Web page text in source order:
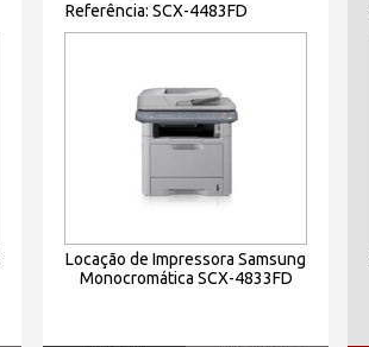
Referência: SCX-4483FD
Locação de Impressora Samsung
Monocromática SCX-4833FD